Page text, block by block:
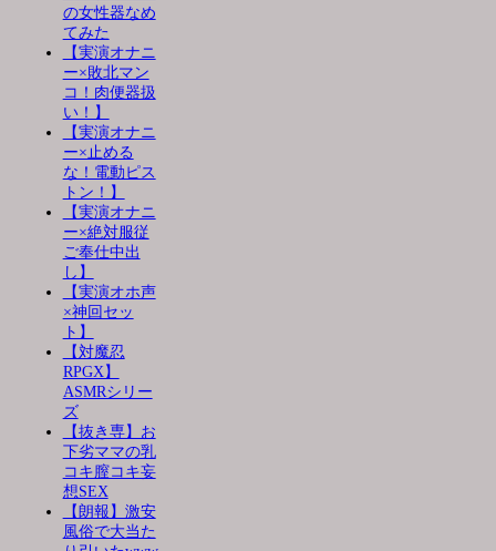
の女性器なめ
てみた
【実演オナニ
ー×敗北マン
コ！肉便器扱
い！】
【実演オナニ
ー×止める
な！電動ピス
トン！】
【実演オナニ
ー×絶対服従
ご奉仕中出
し】
【実演オホ声
×神回セッ
ト】
【対魔忍
RPGX】
ASMRシリー
ズ
【抜き専】お
下劣ママの乳
コキ膣コキ妄
想SEX
【朗報】激安
風俗で大当た